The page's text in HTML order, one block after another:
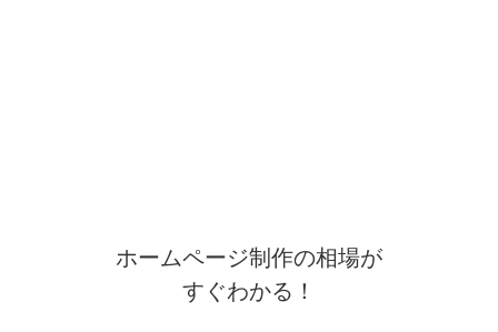
ホームページ制作の相場が
すぐわかる！